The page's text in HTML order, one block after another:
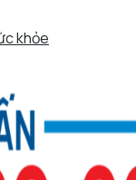
khỏe